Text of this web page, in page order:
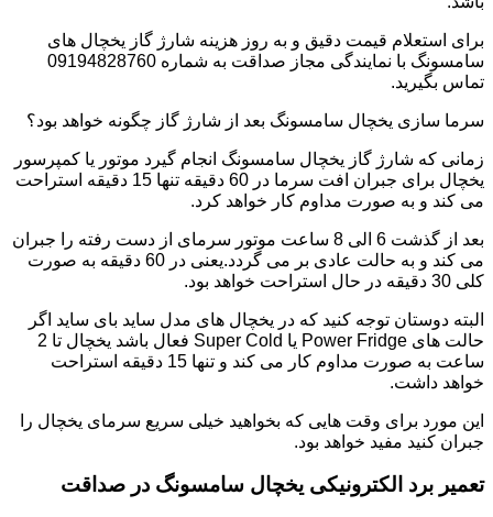
برای استعلام قیمت دقیق و به روز هزینه شارژ گاز یخچال های
سامسونگ با نمایندگی مجاز صداقت به شماره 09194828760
تماس بگیرید.
سرما سازی یخچال سامسونگ بعد از شارژ گاز چگونه خواهد بود؟
زمانی که شارژ گاز یخچال سامسونگ انجام گیرد موتور یا کمپرسور
یخچال برای جبران افت سرما در 60 دقیقه تنها 15 دقیقه استراحت
می کند و به صورت مداوم کار خواهد کرد.
بعد از گذشت 6 الی 8 ساعت موتور سرمای از دست رفته را جبران
می کند و به حالت عادی بر می گردد.یعنی در 60 دقیقه به صورت
کلی 30 دقیقه در حال استراحت خواهد بود.
البته دوستان توجه کنید که در یخچال های مدل ساید بای ساید اگر
حالت های Power Fridge یا Super Cold فعال باشد یخچال تا 2
ساعت به صورت مداوم کار می کند و تنها 15 دقیقه استراحت
خواهد داشت.
این مورد برای وقت هایی که بخواهید خیلی سریع سرمای یخچال را
جبران کنید مفید خواهد بود.
تعمیر برد الکترونیکی یخچال سامسونگ در صداقت